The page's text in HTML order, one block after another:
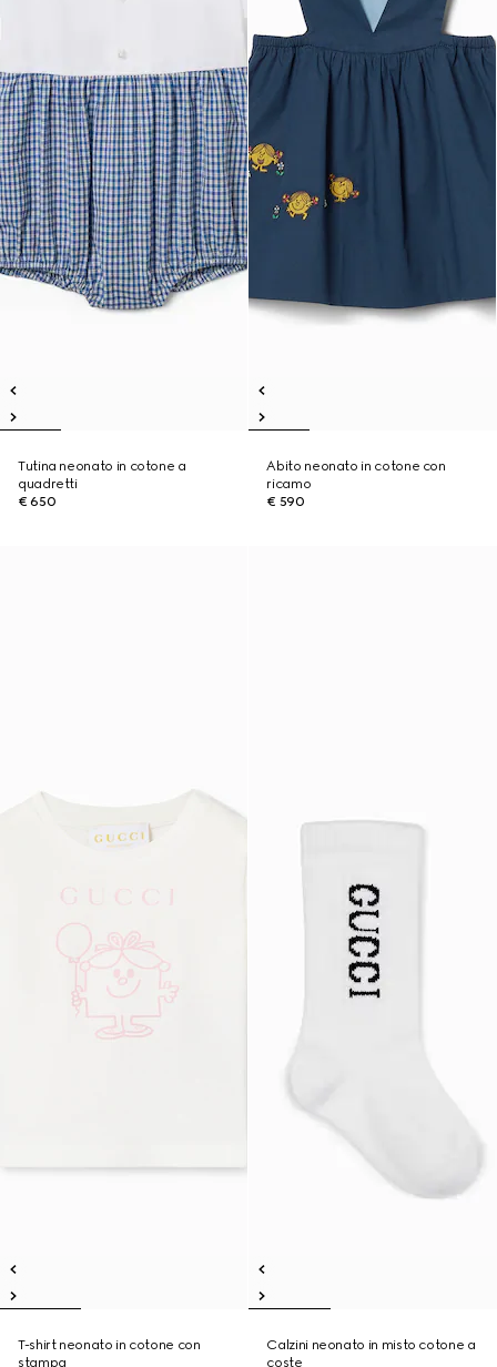
Tutina neonato in cotone a
quadretti
€ 650
Abito neonato in cotone con
ricamo
€ 590
T-shirt neonato in cotone con
stampa
Calzini neonato in misto cotone a
coste